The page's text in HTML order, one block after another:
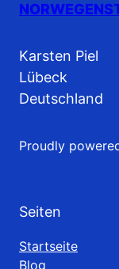
Karsten Piel
Lübeck
Deutschland
Proudly
Seiten
Startseite
Blog